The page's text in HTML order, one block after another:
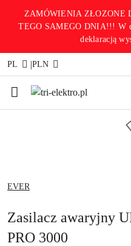
Przejdź do treści
Przejdź do
Przejdź do moje konto
Przejdź do menu
Przejdź do opisu
Przejdź do stopki
ZAMÓWIENIA ZŁOZONE
TEGO SAMEGO DNIA!!! W
deklaracją
PL |PLN
NAZWA
PRODUCENTA:
EVER
Zasilacz awaryjny
PRO 3000